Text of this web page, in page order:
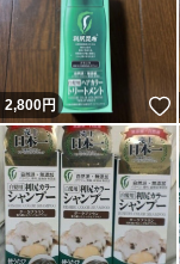
2,800円